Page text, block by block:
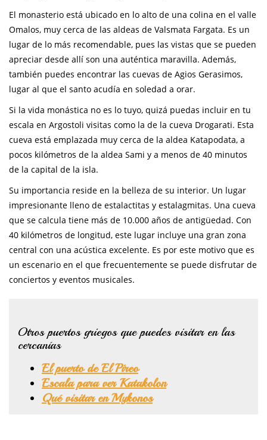
El monasterio está ubicado en lo alto de una colina en el valle
Omalos, muy cerca de las aldeas de Valsmata Fargata. Es un
lugar de lo más recomendable, pues las vistas que se pueden
apreciar desde allí son una auténtica maravilla. Además,
también puedes encontrar las cuevas de Agios Gerasimos,
lugar al que el santo acudía en soledad a orar.
Si la vida monástica no es lo tuyo, quizá puedas incluir en tu
escala en Argostoli visitas como la de la cueva Drogarati. Esta
cueva está emplazada muy cerca de la aldea Katapodata, a
pocos kilómetros de la aldea Sami y a menos de 40 minutos
de la capital de la isla.
Su importancia reside en la belleza de su interior. Un lugar
impresionante lleno de estalactitas y estalagmitas. Una cueva
que se calcula tiene más de 10.000 años de antigüedad. Con
40 kilómetros de longitud, este lugar incluye una gran zona
central con una acústica excelente. Es por este motivo que es
un escenario en el que frecuentemente se puede disfrutar de
conciertos y eventos musicales.
Otros puertos griegos que puedes visitar en las
cercanías
El puerto de El Pireo
Escala para ver Katakolon
Qué visitar en Mykonos